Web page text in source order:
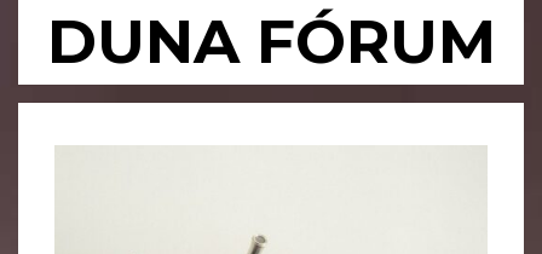
DUNA FÓRUM
Primary